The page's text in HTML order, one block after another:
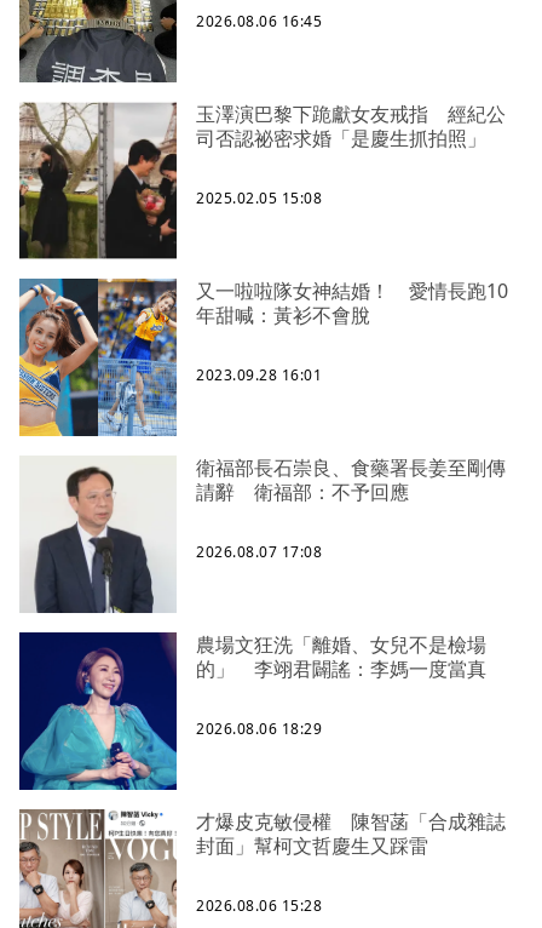
2026.08.06 16:45
玉澤演巴黎下跪獻女友戒指 經紀公
司否認祕密求婚「是慶生抓拍照」
2025.02.05 15:08
又一啦啦隊女神結婚！ 愛情長跑10
年甜喊：黃衫不會脫
2023.09.28 16:01
衛福部長石崇良、食藥署長姜至剛傳
請辭 衛福部：不予回應
2026.08.07 17:08
農場文狂洗「離婚、女兒不是檢場
的」 李翊君闢謠：李媽一度當真
2026.08.06 18:29
才爆皮克敏侵權 陳智菡「合成雜誌
封面」幫柯文哲慶生又踩雷
2026.08.06 15:28